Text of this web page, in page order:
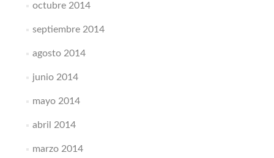
octubre 2014
septiembre 2014
agosto 2014
junio 2014
mayo 2014
abril 2014
marzo 2014